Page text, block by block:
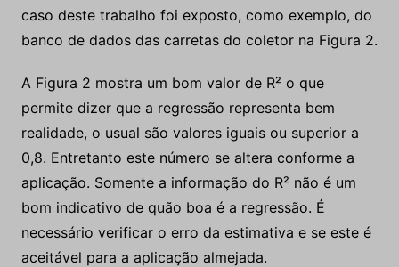
caso deste trabalho foi exposto, como exemplo, do
banco de dados das carretas do coletor na Figura 2.
A Figura 2 mostra um bom valor de R² o que
permite dizer que a regressão representa bem
realidade, o usual são valores iguais ou superior a
0,8. Entretanto este número se altera conforme a
aplicação. Somente a informação do R² não é um
bom indicativo de quão boa é a regressão. É
necessário verificar o erro da estimativa e se este é
aceitável para a aplicação almejada.